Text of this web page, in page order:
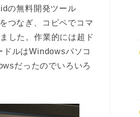
の無料開発ツール
つなぎ、コピペでコマ
した。作業的には超ド
ルはWindowsパソコ
だったのでいろいろ